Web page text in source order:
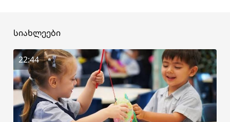
სიახლეები
22:44